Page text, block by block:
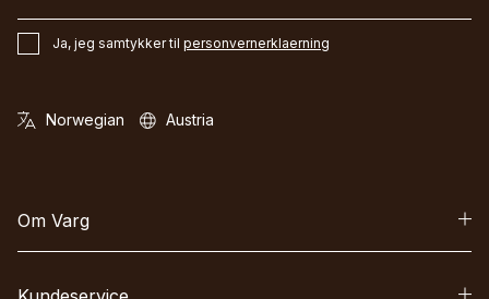
Ja, jeg samtykker til personvernerklaerning
Om Varg